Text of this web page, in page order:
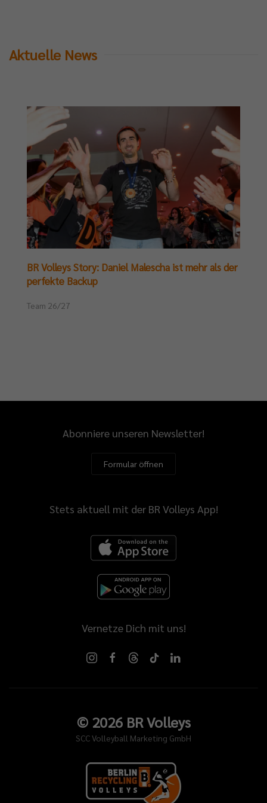
Aktuelle News
BR Volleys Story: Daniel Malescha ist mehr als der
perfekte Backup
Team 26/27
Abonniere unseren Newsletter!
Formular öffnen
Stets aktuell mit der BR Volleys App!
Vernetze Dich mit uns!
© 2026BR Volleys
SCC Volleyball Marketing GmbH